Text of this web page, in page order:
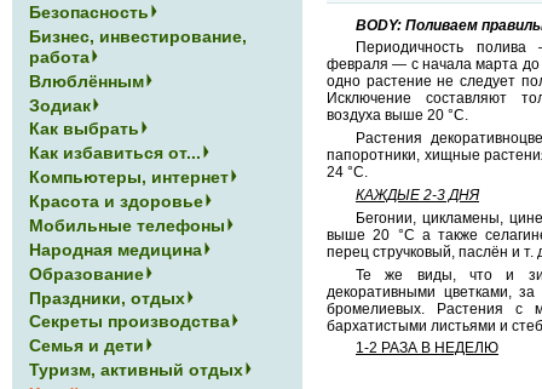
BODY: Поливаем
Периодичность
февраля — с начала марта
одно растение не следует
Исключение составляют
воздуха выше 20 °С.
Растения
папоротники, хищные
24 °С.
КАЖДЫЕ 2-3 ДНЯ
Бегонии, цикламены,
выше 20 °С а также
перец стручковый, паслён и т.
Те же виды, что и
декоративными цветками,
бромелиевых. Растения с
бархатистыми листьями и
1-2 РАЗА В НЕДЕЛЮ
Безопасность
Бизнес, инвестирование,
работа
Влюблённым
Зодиак
Как выбрать
Как избавиться от...
Компьютеры, интернет
Красота и здоровье
Мобильные телефоны
Народная медицина
Образование
Праздники, отдых
Секреты производства
Семья и дети
Туризм, активный отдых